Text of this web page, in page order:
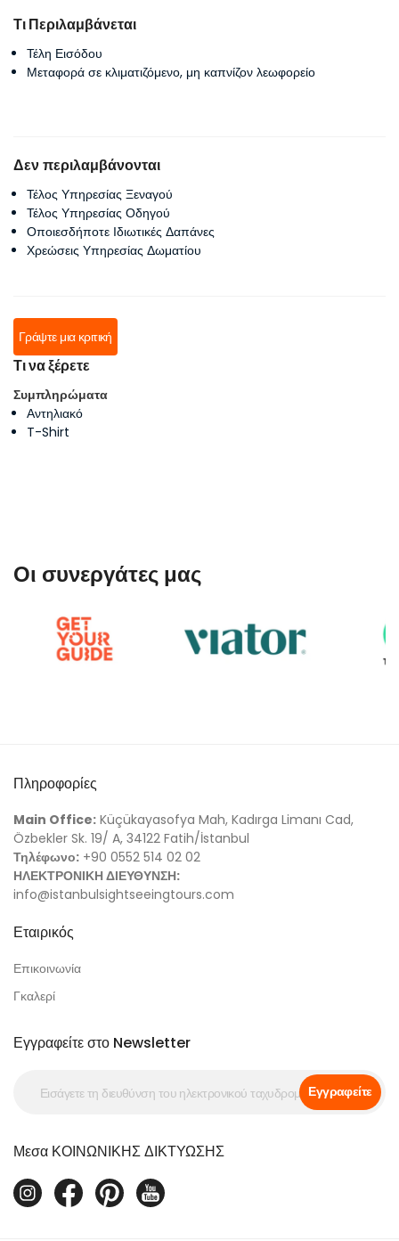
Τι Περιλαμβάνεται
Τέλη Εισόδου
Μεταφορά σε κλιματιζόμενο, μη καπνίζον λεωφορείο
Δεν περιλαμβάνονται
Τέλος Υπηρεσίας Ξεναγού
Τέλος Υπηρεσίας Οδηγού
Οποιεσδήποτε Ιδιωτικές Δαπάνες
Χρεώσεις Υπηρεσίας Δωματίου
Γράψτε μια κριτική
Τι να ξέρετε
Συμπληρώματα
Αντηλιακό
T-Shirt
Οι συνεργάτες μας
Πληροφορίες
Main Office: Küçükayasofya Mah, Kadırga Limanı Cad,
Özbekler Sk. 19/ A, 34122 Fatih/İstanbul
Τηλέφωνο: +90 0552 514 02 02
ΗΛΕΚΤΡΟΝΙΚΗ ΔΙΕΥΘΥΝΣΗ:
info@istanbulsightseeingtours.com
Εταιρικός
Επικοινωνία
Γκαλερί
Εγγραφείτε στο Newsletter
Εγγραφείτε
Μεσα ΚΟΙΝΩΝΙΚΗΣ ΔΙΚΤΥΩΣΗΣ